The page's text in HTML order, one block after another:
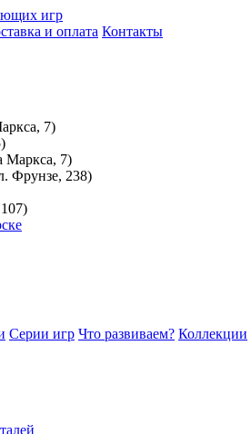
игр
и оплата Контакты
7)
Маркса, 7)
Фрунзе, 238)
Серии игр Что развиваем? Коллекции